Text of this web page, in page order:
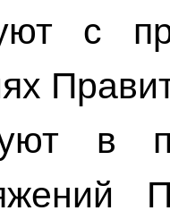
с
в